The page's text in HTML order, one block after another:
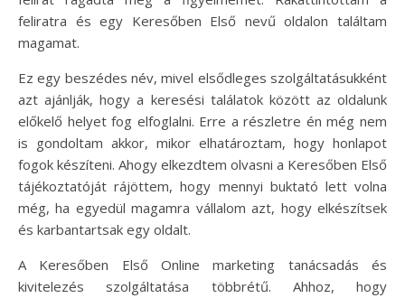
feliratra és egy Keresőben Első nevű oldalon találtam
magamat.
Ez egy beszédes név, mivel elsődleges szolgáltatásukként
azt ajánlják, hogy a keresési találatok között az oldalunk
előkelő helyet fog elfoglalni. Erre a részletre én még nem
is gondoltam akkor, mikor elhatároztam, hogy honlapot
fogok készíteni. Ahogy elkezdtem olvasni a Keresőben Első
tájékoztatóját rájöttem, hogy mennyi buktató lett volna
még, ha egyedül magamra vállalom azt, hogy elkészítsek
és karbantartsak egy oldalt.
A Keresőben Első Online marketing tanácsadás és
kivitelezés szolgáltatása többrétű. Ahhoz, hogy